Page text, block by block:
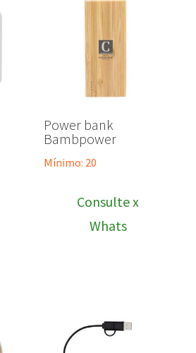
Power bank
Bambpower
Mínimo: 20
Consulte x
Whats